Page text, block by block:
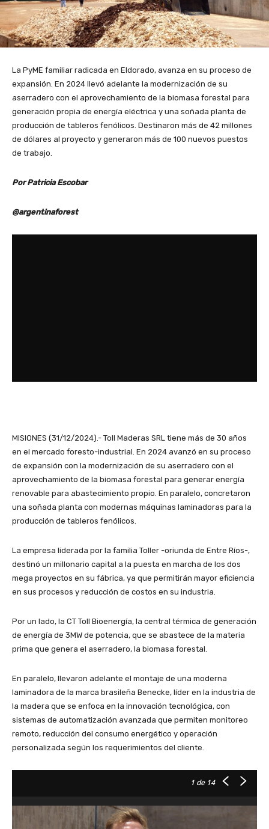
La PyME familiar radicada en Eldorado, avanza en su proceso de
expansión. En 2024 llevó adelante la modernización de su
aserradero con el aprovechamiento de la biomasa forestal para
generación propia de energía eléctrica y una soñada planta de
producción de tableros fenólicos. Destinaron más de 42 millones
de dólares al proyecto y generaron más de 100 nuevos puestos
de trabajo.
Por Patricia Escobar
@argentinaforest
MISIONES (31/12/2024).- Toll Maderas SRL tiene más de 30 años
en el mercado foresto-industrial. En 2024 avanzó en su proceso
de expansión con la modernización de su aserradero con el
aprovechamiento de la biomasa forestal para generar energía
renovable para abastecimiento propio. En paralelo, concretaron
una soñada planta con modernas máquinas laminadoras para la
producción de tableros fenólicos.
La empresa liderada por la familia Toller -oriunda de Entre Ríos-,
destinó un millonario capital a la puesta en marcha de los dos
mega proyectos en su fábrica, ya que permitirán mayor eficiencia
en sus procesos y reducción de costos en su industria.
Por un lado, la CT Toll Bioenergía, la central térmica de generación
de energía de 3MW de potencia, que se abastece de la materia
prima que genera el aserradero, la biomasa forestal.
En paralelo, llevaron adelante el montaje de una moderna
laminadora de la marca brasileña Benecke, líder en la industria de
la madera que se enfoca en la innovación tecnológica, con
sistemas de automatización avanzada que permiten monitoreo
remoto, reducción del consumo energético y operación
personalizada según los requerimientos del cliente​.
1 de 14